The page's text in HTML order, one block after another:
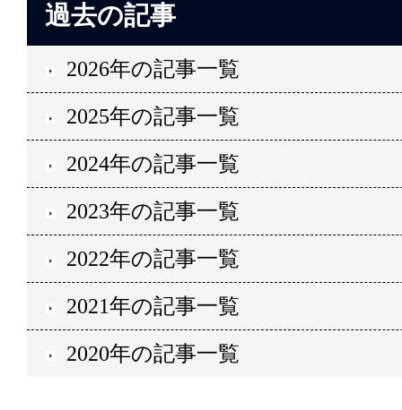
過去の記事
2026年の記事一覧
2025年の記事一覧
2024年の記事一覧
2023年の記事一覧
2022年の記事一覧
2021年の記事一覧
2020年の記事一覧